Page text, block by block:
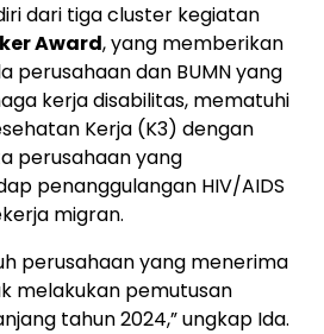
dari tiga cluster kegiatan
Award, yang memberikan
perusahaan dan BUMN yang
kerja disabilitas, mematuhi
Kerja (K3) dengan
perusahaan yang
penanggulangan HIV/AIDS
migran.
perusahaan yang menerima
melakukan pemutusan
tahun 2024,” ungkap Ida.